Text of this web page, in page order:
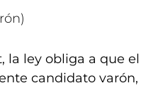
la ley obliga a que el
candidato varón,